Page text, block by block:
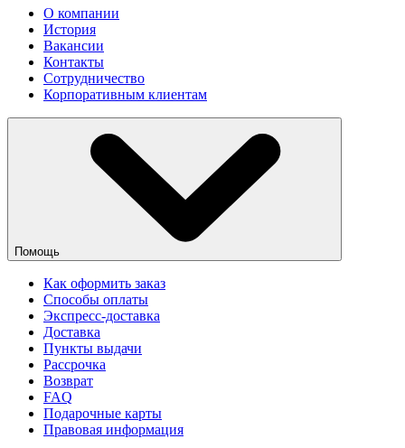
О компании
История
Вакансии
Контакты
Сотрудничество
Корпоративным клиентам
Помощь
Как оформить заказ
Способы оплаты
Экспресс-доставка
Доставка
Пункты выдачи
Рассрочка
Возврат
FAQ
Подарочные карты
Правовая информация